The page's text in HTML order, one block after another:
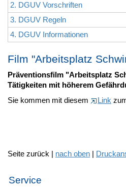
2. DGUV Vorschriften
3. DGUV Regeln
4. DGUV Informationen
Film "Arbeitsplatz
Präventionsfilm "Arbeitsplatz
Tätigkeiten mit höherem
Sie kommen mit diesem
Link
Seite zurück | nach oben |
Service